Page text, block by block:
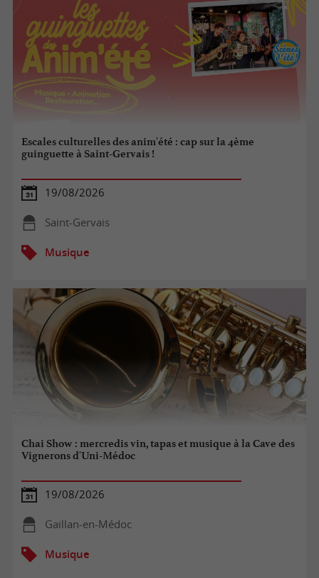
Escales culturelles des anim'été : cap sur la 4ème
guinguette à Saint-Gervais !
19/08/2026
Saint-Gervais
Musique
Chai Show : mercredis vin, tapas et musique à la Cave des
Vignerons d'Uni-Médoc
19/08/2026
Gaillan-en-Médoc
Musique